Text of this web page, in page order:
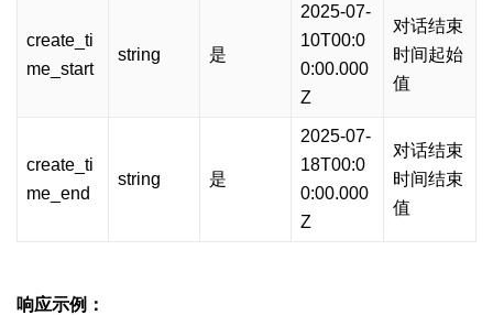
create_ti
me_start
string 是
2025-07-
10T00:0
0:00.000
Z
对话结束
时间起始
值
create_ti
me_end
string 是
2025-07-
18T00:0
0:00.000
Z
对话结束
时间结束
值
响应示例：